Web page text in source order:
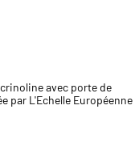
avec porte de
par L'Echelle Européenne